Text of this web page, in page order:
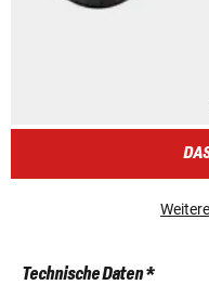
Technische Daten *